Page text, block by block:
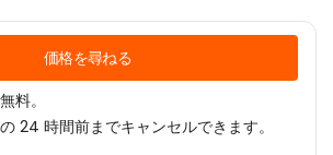
価格を尋ねる
料。
24 時間前までキャンセルできます。